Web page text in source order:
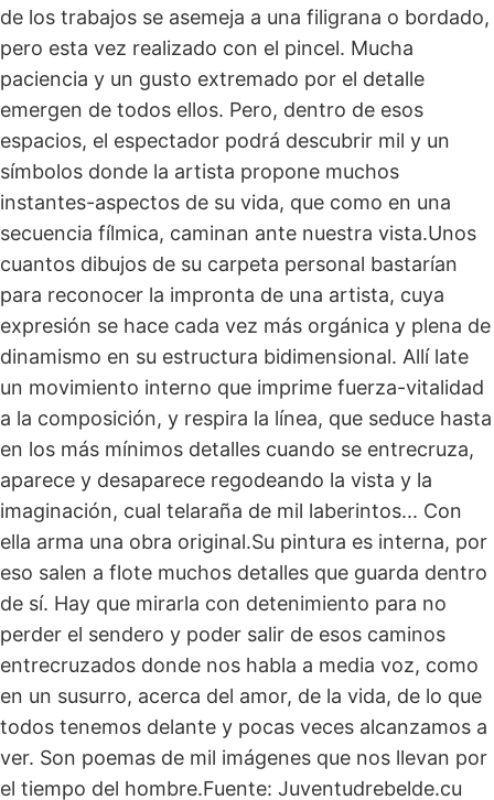
de los trabajos se asemeja a una filigrana o bordado,
pero esta vez realizado con el pincel. Mucha
paciencia y un gusto extremado por el detalle
emergen de todos ellos. Pero, dentro de esos
espacios, el espectador podrá descubrir mil y un
símbolos donde la artista propone muchos
instantes-aspectos de su vida, que como en una
secuencia fílmica, caminan ante nuestra vista.Unos
cuantos dibujos de su carpeta personal bastarían
para reconocer la impronta de una artista, cuya
expresión se hace cada vez más orgánica y plena de
dinamismo en su estructura bidimensional. Allí late
un movimiento interno que imprime fuerza-vitalidad
a la composición, y respira la línea, que seduce hasta
en los más mínimos detalles cuando se entrecruza,
aparece y desaparece regodeando la vista y la
imaginación, cual telaraña de mil laberintos... Con
ella arma una obra original.Su pintura es interna, por
eso salen a flote muchos detalles que guarda dentro
de sí. Hay que mirarla con detenimiento para no
perder el sendero y poder salir de esos caminos
entrecruzados donde nos habla a media voz, como
en un susurro, acerca del amor, de la vida, de lo que
todos tenemos delante y pocas veces alcanzamos a
ver. Son poemas de mil imágenes que nos llevan por
el tiempo del hombre.Fuente: Juventudrebelde.cu